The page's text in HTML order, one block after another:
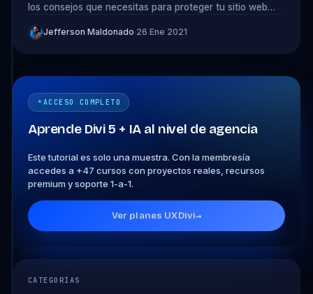
ACCESO COMPLETO
Aprende Divi 5 + IA al nivel de agencia
Este tutorial es solo una muestra. Con la membresía
accedes a +47 cursos con proyectos reales, recursos
premium y soporte 1-a-1.
Ver planes UXDivi→
CATEGORÍAS
los consejos que necesitas para proteger tu sitio web
Jefferson Maldonado·26 Ene 2021